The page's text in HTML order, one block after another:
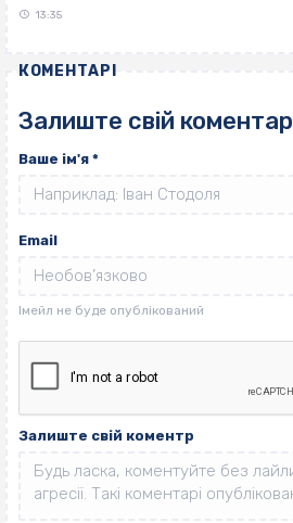
13:35
КОМЕНТАРІ
Залиште свій коментар
Ваше ім'я *
Email
Залиште свій коментр